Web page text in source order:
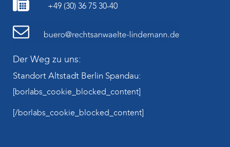
+49 (30) 36 75 30-40
Der Weg zu uns:
Standort Altstadt Berlin Spandau:
[borlabs_cookie_blocked_content]
[/borlabs_cookie_blocked_content]